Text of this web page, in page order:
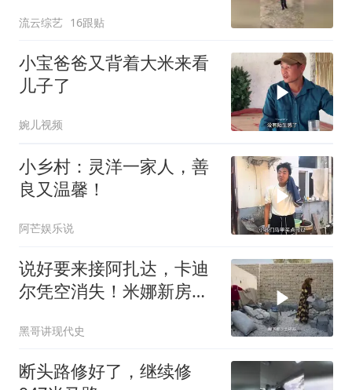
流云综艺 16跟贴
小宝爸爸又背着大米来看
儿子了
婉儿视频
小乡村：灵洋一家人，善
良又温馨！
阿芒娱乐说
说好要来接阿扎达，卡迪
尔凭空消失！米娜新房即
黑哥讲现代史
断头路修好了，继续修